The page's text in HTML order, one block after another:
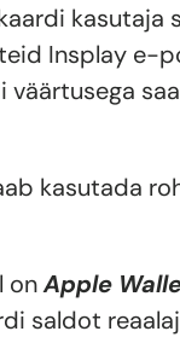
kasutaja
Insplay e-
väärtusega
kasutada
onApple
saldot